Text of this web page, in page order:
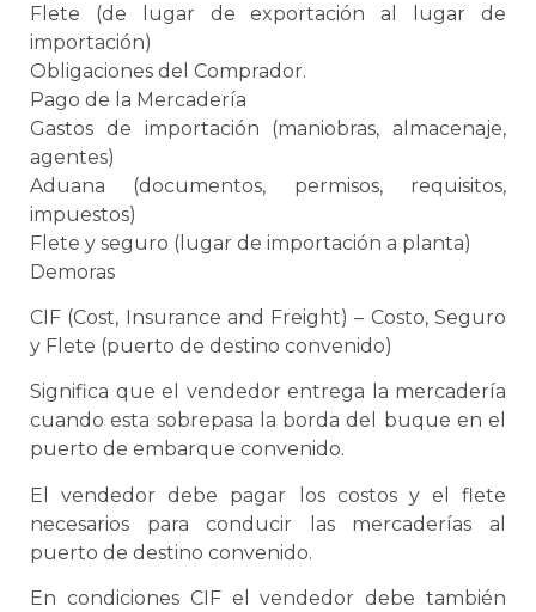
Flete (de lugar de exportación al lugar de
importación)
Obligaciones del Comprador.
Pago de la Mercadería
Gastos de importación (maniobras, almacenaje,
agentes)
Aduana (documentos, permisos, requisitos,
impuestos)
Flete y seguro (lugar de importación a planta)
Demoras
CIF (Cost, Insurance and Freight) – Costo, Seguro
y Flete (puerto de destino convenido)
Significa que el vendedor entrega la mercadería
cuando esta sobrepasa la borda del buque en el
puerto de embarque convenido.
El vendedor debe pagar los costos y el flete
necesarios para conducir las mercaderías al
puerto de destino convenido.
En condiciones CIF el vendedor debe también